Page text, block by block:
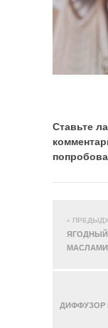
Ставьте
«
ЯГОДНЫЙ
МАСЛАМИ
ДИФФУЗОР